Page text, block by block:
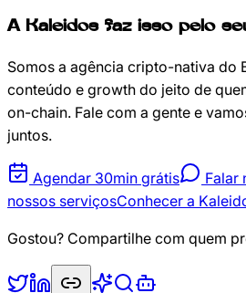
A Kaleidos faz isso pelo
Somos a agência cripto-nativa do
conteúdo e growth do jeito de
on-chain. Fale com a gente e
juntos.
Agendar 30min grátis Falar
nossos serviçosConhecer a
Gostou? Compartilhe com quem